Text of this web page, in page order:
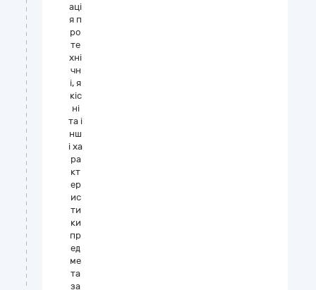
аці
я п
ро
те
хні
чн
і, я
кіс
ні
та і
нш
і ха
ра
кт
ер
ис
ти
ки
пр
ед
ме
та
за